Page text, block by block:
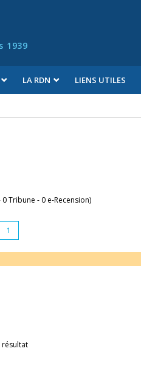
1939
LA RDN LIENS UTILES
Tribune - 0 e-Recension)
1
résultat